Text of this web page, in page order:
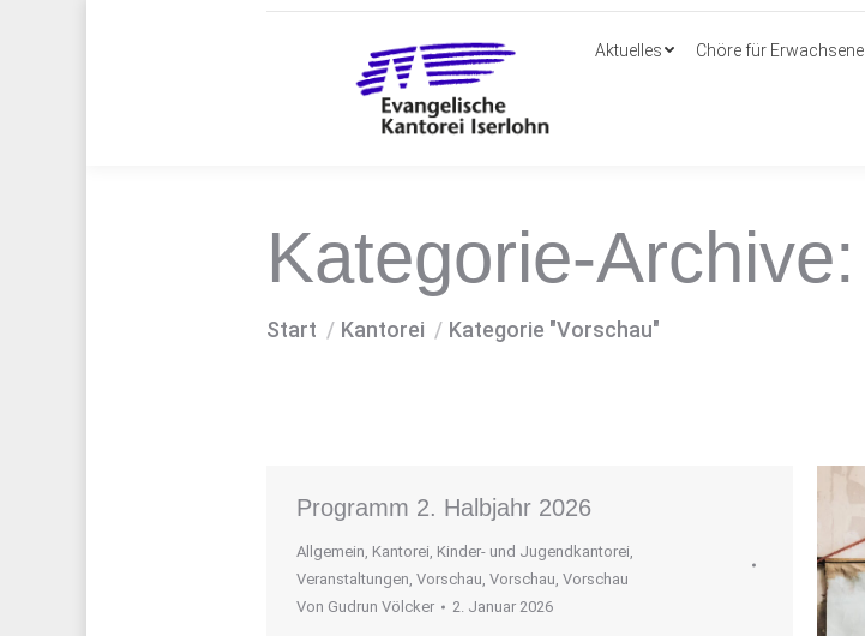
Aktuelles Chöre für Erwachsene
Kategorie-Archive:
Sie befinden sich hier:
Start Kantorei Kategorie "Vorschau"
Programm 2. Halbjahr 2026
Allgemein, Kantorei, Kinder- und Jugendkantorei,
Veranstaltungen, Vorschau, Vorschau, Vorschau
Von Gudrun Völcker 2. Januar 2026